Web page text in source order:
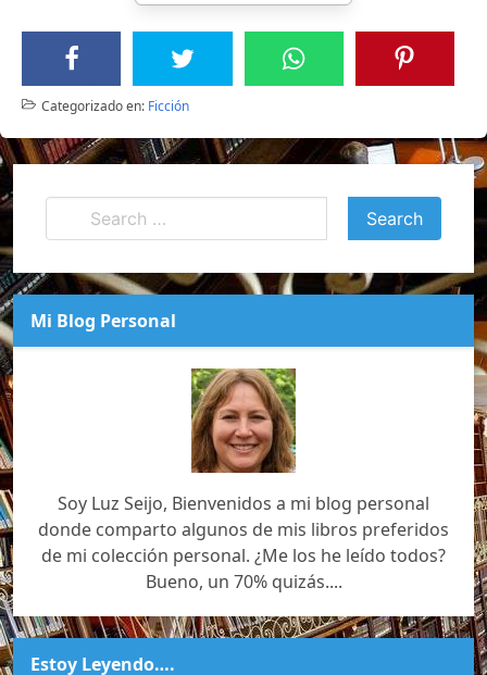
Categorizado en: Ficción
Mi Blog Personal
Soy Luz Seijo, Bienvenidos a mi blog personal
donde comparto algunos de mis libros preferidos
de mi colección personal. ¿Me los he leído todos?
Bueno, un 70% quizás....
Estoy Leyendo….